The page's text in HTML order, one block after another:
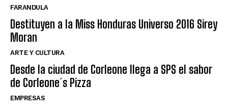
FARANDULA
Destituyen a la Miss Honduras Universo 2016 Sirey
Moran
ARTE Y CULTURA
Desde la ciudad de Corleone llega a SPS el sabor
de Corleone´s Pizza
EMPRESAS